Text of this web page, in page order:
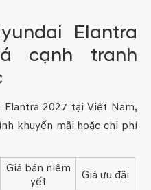
Elantra
cạnh tranh
2027 tại Việt Nam,
khuyến mãi hoặc chi phí
Giá bán niêm
yết
Giá ưu đãi